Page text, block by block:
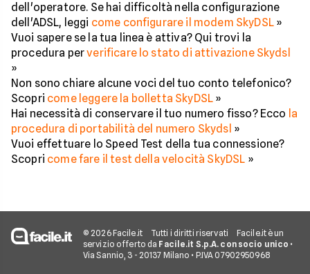
dell'operatore. Se hai difficoltà nella configurazione
dell'ADSL, leggi come configurare il modem SkyDSL»
Vuoi sapere se la tua linea è attiva? Qui trovi la
procedura perverificare lo stato di attivazione Skydsl
»
Non sono chiare alcune voci del tuo conto telefonico?
Scopri come leggere la bolletta SkyDSL »
Hai necessità di conservare il tuo numero fisso? Ecco la
procedura di portabilità del numero Skydsl »
Vuoi effettuare lo Speed Test della tua connessione?
Scopri come fare il test della velocità SkyDSL »
© 2026 Facile.it Tutti i diritti riservati
Facile.it è un
servizio offerto da Facile.it S.p.A. con socio unico •
Via Sannio, 3 - 20137 Milano • P.IVA 07902950968